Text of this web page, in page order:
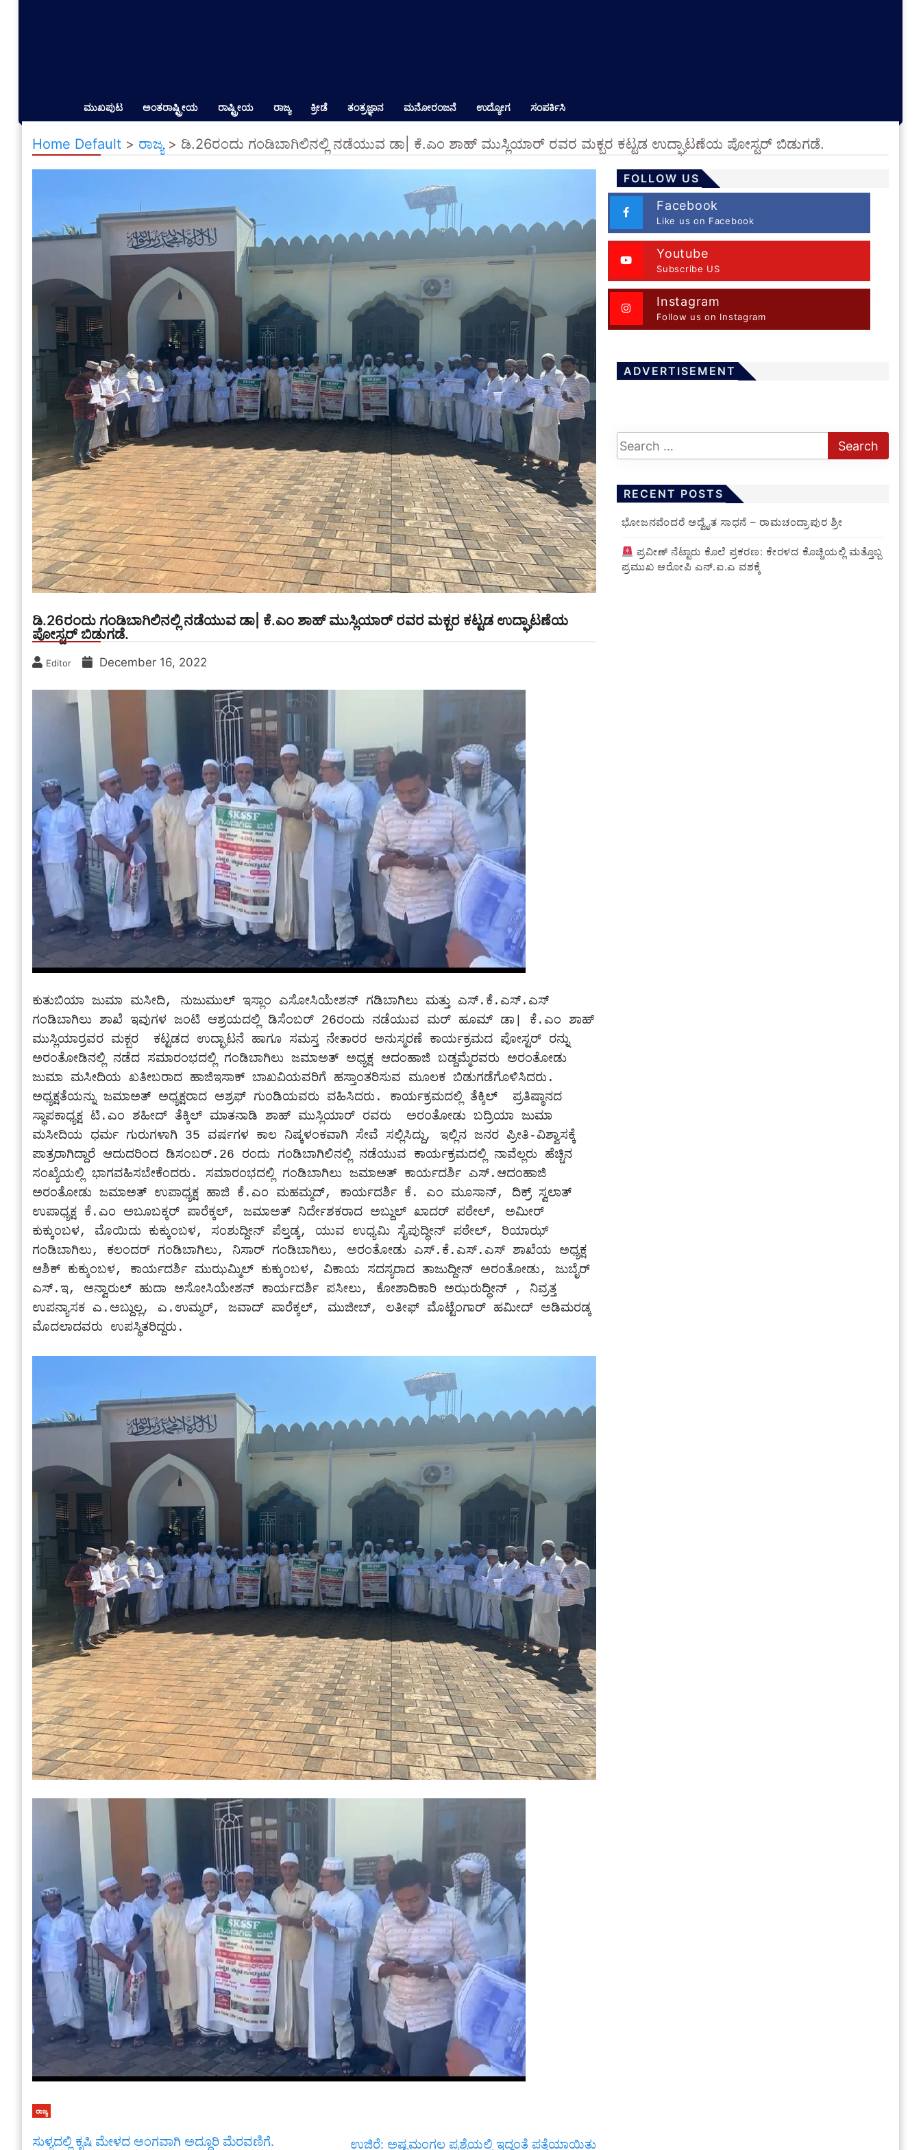
ಮುಖಪುಟ ಅಂತರಾಷ್ಟ್ರೀಯ ರಾಷ್ಟ್ರೀಯ ರಾಜ್ಯ ಕ್ರೀಡೆ ತಂತ್ರಜ್ಞಾನ ಮನೋರಂಜನೆ ಉದ್ಯೋಗ ಸಂಪರ್ಕಿಸಿ
Home Default > ರಾಜ್ಯ> ಡಿ.26ರಂದು ಗಂಡಿಬಾಗಿಲಿನಲ್ಲಿ ನಡೆಯುವ ಡಾ| ಕೆ.ಎಂ ಶಾಹ್ ಮುಸ್ಲಿಯಾರ್ ರವರ ಮಕ್ಬರ ಕಟ್ಟಡ ಉದ್ಘಾಟಣೆಯ ಪೋಸ್ಟರ್ ಬಿಡುಗಡೆ.
ಡಿ.26ರಂದು ಗಂಡಿಬಾಗಿಲಿನಲ್ಲಿ ನಡೆಯುವ ಡಾ| ಕೆ.ಎಂ ಶಾಹ್ ಮುಸ್ಲಿಯಾರ್ ರವರ ಮಕ್ಬರ ಕಟ್ಟಡ ಉದ್ಘಾಟಣೆಯ
ಪೋಸ್ಟರ್ ಬಿಡುಗಡೆ.
Editor December 16, 2022
ಕುತುಬಿಯಾ ಜುಮಾ ಮಸೀದಿ, ನುಜುಮುಲ್ ಇಸ್ಲಾಂ ಎಸೋಸಿಯೇಶನ್ ಗಡಿಬಾಗಿಲು ಮತ್ತು ಎಸ್.ಕೆ.ಎಸ್.ಎಸ್
ಗಂಡಿಬಾಗಿಲು ಶಾಖೆ ಇವುಗಳ ಜಂಟಿ ಆಶ್ರಯದಲ್ಲಿ ಡಿಸೆಂಬರ್ 26ರಂದು ನಡೆಯುವ ಮರ್ ಹೂಮ್ ಡಾ| ಕೆ.ಎಂ ಶಾಹ್
ಮುಸ್ಲಿಯಾರ್ರವರ ಮಕ್ಬರ  ಕಟ್ಟಡದ ಉದ್ಘಾಟನೆ ಹಾಗೂ ಸಮಸ್ತ ನೇತಾರರ ಅನುಸ್ಮರಣೆ ಕಾರ್ಯಕ್ರಮದ ಪೋಸ್ಟರ್ ರನ್ನು
ಅರಂತೋಡಿನಲ್ಲಿ ನಡೆದ ಸಮಾರಂಭದಲ್ಲಿ ಗಂಡಿಬಾಗಿಲು ಜಮಾಅತ್ ಅಧ್ಯಕ್ಷ ಆದಂಹಾಜಿ ಬಡ್ದಮ್ಮೆರವರು ಅರಂತೋಡು
ಜುಮಾ ಮಸೀದಿಯ ಖತೀಬರಾದ ಹಾಜಿಇಸಾಕ್ ಬಾಖವಿಯವರಿಗೆ ಹಸ್ತಾಂತರಿಸುವ ಮೂಲಕ ಬಿಡುಗಡೆಗೊಳಿಸಿದರು.
ಅಧ್ಯಕ್ಷತೆಯನ್ನು ಜಮಾಅತ್ ಅಧ್ಯಕ್ಷರಾದ ಅಶ್ರಫ್ ಗುಂಡಿಯವರು ವಹಿಸಿದರು. ಕಾರ್ಯಕ್ರಮದಲ್ಲಿ ತೆಕ್ಕಿಲ್  ಪ್ರತಿಷ್ಠಾನದ
ಸ್ಥಾಪಕಾಧ್ಯಕ್ಷ ಟಿ.ಎಂ ಶಹೀದ್ ತೆಕ್ಕಿಲ್ ಮಾತನಾಡಿ ಶಾಹ್ ಮುಸ್ಲಿಯಾರ್ ರವರು  ಅರಂತೋಡು ಬದ್ರಿಯಾ ಜುಮಾ
ಮಸೀದಿಯ ಧರ್ಮ ಗುರುಗಳಾಗಿ 35 ವರ್ಷಗಳ ಕಾಲ ನಿಷ್ಕಳಂಕವಾಗಿ ಸೇವೆ ಸಲ್ಲಿಸಿದ್ದು, ಇಲ್ಲಿನ ಜನರ ಪ್ರೀತಿ-ವಿಶ್ವಾಸಕ್ಕೆ
ಪಾತ್ರರಾಗಿದ್ದಾರೆ ಆದುದರಿಂದ ಡಿಸಂಬರ್.26 ರಂದು ಗಂಡಿಬಾಗಿಲಿನಲ್ಲಿ ನಡೆಯುವ ಕಾರ್ಯಕ್ರಮದಲ್ಲಿ ನಾವೆಲ್ಲರು ಹೆಚ್ಚಿನ
ಸಂಖ್ಯೆಯಲ್ಲಿ ಭಾಗವಹಿಸಬೇಕೆಂದರು. ಸಮಾರಂಭದಲ್ಲಿ ಗಂಡಿಬಾಗಿಲು ಜಮಾಅತ್ ಕಾರ್ಯದರ್ಶಿ ಎಸ್.ಆದಂಹಾಜಿ
ಅರಂತೋಡು ಜಮಾಅತ್ ಉಪಾಧ್ಯಕ್ಷ ಹಾಜಿ ಕೆ.ಎಂ ಮಹಮ್ಮದ್, ಕಾರ್ಯದರ್ಶಿ ಕೆ. ಎಂ ಮೂಸಾನ್, ದಿಕ್ರ್ ಸ್ವಲಾತ್
ಉಪಾಧ್ಯಕ್ಷ ಕೆ.ಎಂ ಅಬೂಬಕ್ಕರ್ ಪಾರೆಕ್ಕಲ್, ಜಮಾಅತ್ ನಿರ್ದೇಶಕರಾದ ಅಬ್ದುಲ್ ಖಾದರ್ ಪಠೇಲ್, ಅಮೀರ್
ಕುಕ್ಕುಂಬಳ, ಮೊಯಿದು ಕುಕ್ಕುಂಬಳ, ಸಂಶುದ್ದೀನ್ ಪೆಲ್ತಡ್ಕ, ಯುವ ಉಧ್ಯಮಿ ಸೈಪುದ್ಧೀನ್ ಪಠೇಲ್, ರಿಯಾಝ್
ಗಂಡಿಬಾಗಿಲು, ಕಲಂದರ್ ಗಂಡಿಬಾಗಿಲು, ನಿಸಾರ್ ಗಂಡಿಬಾಗಿಲು, ಅರಂತೋಡು ಎಸ್.ಕೆ.ಎಸ್.ಎಸ್ ಶಾಖೆಯ ಅಧ್ಯಕ್ಷ
ಆಶಿಕ್ ಕುಕ್ಕುಂಬಳ, ಕಾರ್ಯದರ್ಶಿ ಮುಝಮ್ಮಿಲ್ ಕುಕ್ಕುಂಬಳ, ವಿಕಾಯ ಸದಸ್ಯರಾದ ತಾಜುದ್ದೀನ್ ಅರಂತೋಡು, ಜುಬೈರ್
ಎಸ್.ಇ, ಅನ್ವಾರುಲ್ ಹುದಾ ಅಸೋಸಿಯೇಶನ್ ಕಾರ್ಯದರ್ಶಿ ಪಸೀಲು, ಕೋಶಾದಿಕಾರಿ ಅಝರುದ್ಧೀನ್ , ನಿವ್ರತ್ತ
ಉಪನ್ಯಾಸಕ ಎ.ಅಬ್ದುಲ್ಲ, ಎ.ಉಮ್ಮರ್, ಜವಾದ್ ಪಾರೆಕ್ಕಲ್, ಮುಜೀಬ್, ಲತೀಫ್ ಮೊಟ್ಟೆಂಗಾರ್ ಹಮೀದ್ ಅಡಿಮರಡ್ಕ
ರಾಜ್ಯ
ಸುಳ್ಯದಲ್ಲಿ ಕೃಷಿ ಮೇಳದ ಅಂಗವಾಗಿ ಅದ್ಧೂರಿ ಮೆರವಣಿಗೆ. ಉಜಿರೆ: ಅಷ್ಟಮಂಗಲ ಪ್ರಶ್ನೆಯಲ್ಲಿ ಇದ್ದಂತೆ ಪತ್ತೆಯಾಯಿತು
FOLLOW US
Facebook
Like us on Facebook
Youtube
Subscribe US
Instagram
Follow us on Instagram
ADVERTISEMENT
RECENT POSTS
ಭೋಜನವೆಂದರೆ ಅದ್ವೈತ ಸಾಧನೆ – ರಾಮಚಂದ್ರಾಪುರ ಶ್ರೀ
ಪ್ರವೀಣ್ ನೆಟ್ಟಾರು ಕೊಲೆ ಪ್ರಕರಣ: ಕೇರಳದ ಕೊಚ್ಚಿಯಲ್ಲಿ ಮತ್ತೊಬ್ಬ
ಪ್ರಮುಖ ಆರೋಪಿ ಎನ್.ಐ.ಎ ವಶಕ್ಕೆ